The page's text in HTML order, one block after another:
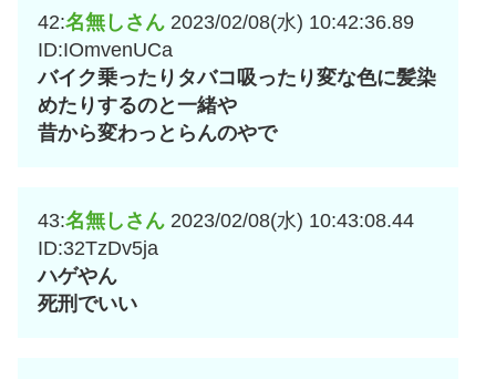
42:名無しさん 2023/02/08(水) 10:42:36.89
ID:IOmvenUCa
バイク乗ったりタバコ吸ったり変な色に髪染
めたりするのと一緒や
昔から変わっとらんのやで
43:名無しさん 2023/02/08(水) 10:43:08.44
ID:32TzDv5ja
ハゲやん
死刑でいい